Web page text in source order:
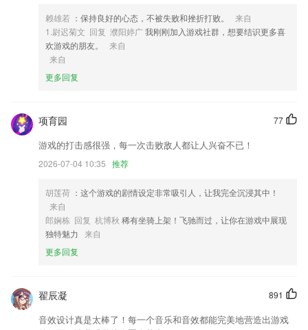
3,可以查询任意站点间的换乘线路，任意公交线路的站点信息，任意站点
的公交线路信息；
4,转载自pp助手！
5,考前押题，提供专人设计的考前押题资源给你练习；
利康体育软件优势
1.为测试掌握程度而准备的1000道以上的测试题库
2.在线课程资源可离线缓存，多门课程可同时缓存。
4.智能笔书写，显示书写轨迹
5.·专注于启发，而不只是学习
6.『50分钟1对1名师在线陪练体验课免费领』
利康体育更新了什么?
以上就是天博tb·综合体育的介绍，如果您喜欢这款软件，您可以到应用
商店进行打分评论，说出您的使用经历，以帮助我们更好的对产品进行优
化修改。
赖雄若 ：保持良好的心态，不被失败和挫折打败。
来自
1.尉迟菊文 回复 濮阳婷广我刚刚加入游戏社群，想要结识更多喜
欢游戏的朋友。
来自
来自
更多回复
77
项育园
游戏的打击感很强，每一次击败敌人都让人兴奋不已！
2026-07-04 10:35 推荐
胡莲荷 ：这个游戏的剧情设定非常吸引人，让我完全沉浸其中！
来自
郎娴栋 回复 杭博秋 稀有坐骑上架！飞驰而过，让你在游戏中展现
独特魅力 来自
更多回复
891
翟辰凝
音效设计真是太棒了！每一个音乐和音效都能完美地营造出游戏